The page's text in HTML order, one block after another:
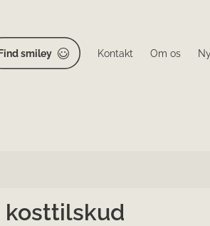
Find smiley Kontakt Om os
kosttilskud